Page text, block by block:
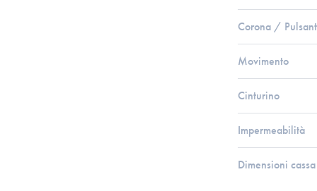
Corona /
Movimento
Cinturino
Impermeabilità
Dimensioni cassa